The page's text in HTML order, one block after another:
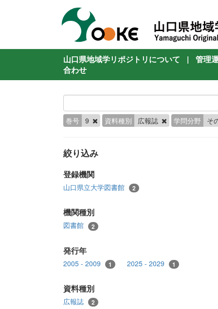
山口県地域学リポジトリについて |
管理
合わせ
巻号 9 資料種別 広報誌 学問分野 そ
絞り込み
登録機関
山口県立大学図書館 2
機関種別
図書館 2
発行年
2005 - 2009 1 2025 - 2029 1
資料種別
広報誌 2